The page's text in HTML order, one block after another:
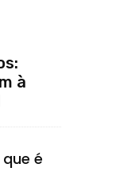
à
é